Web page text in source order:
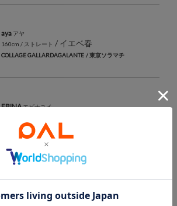
aya アヤ
160cm / ストレート / イエベ春
COLLAGE GALLARDAGALANTE / 東京ソラマチ
EBINAエビナユイ
COLLAGE GALLARDAGALANTE